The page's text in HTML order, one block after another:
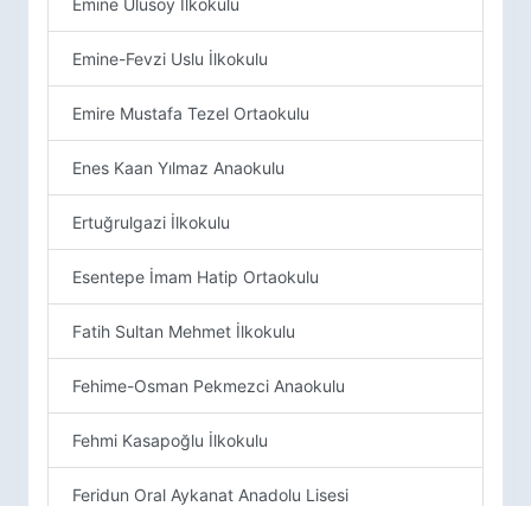
Emine-Fevzi Uslu İlkokulu
Emire Mustafa Tezel Ortaokulu
Enes Kaan Yılmaz Anaokulu
Ertuğrulgazi İlkokulu
Esentepe İmam Hatip Ortaokulu
Fatih Sultan Mehmet İlkokulu
Fehime-Osman Pekmezci Anaokulu
Fehmi Kasapoğlu İlkokulu
Feridun Oral Aykanat Anadolu Lisesi